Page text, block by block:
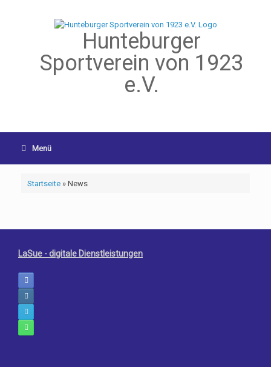
Hunteburger
Sportverein von 1923
e.V.
Menü
Startseite» News
LaSue - digitale Dienstleistungen